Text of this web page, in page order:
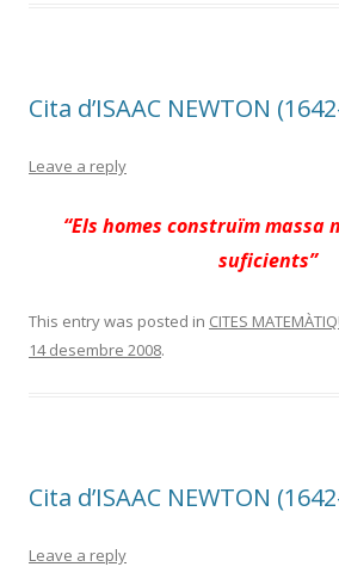
Cita d’ISAAC NEWTON
Leave a reply
“Els homes construïm massa
suficients”
This entry was posted in CITES
14 desembre 2008.
Cita d’ISAAC NEWTON
Leave a reply